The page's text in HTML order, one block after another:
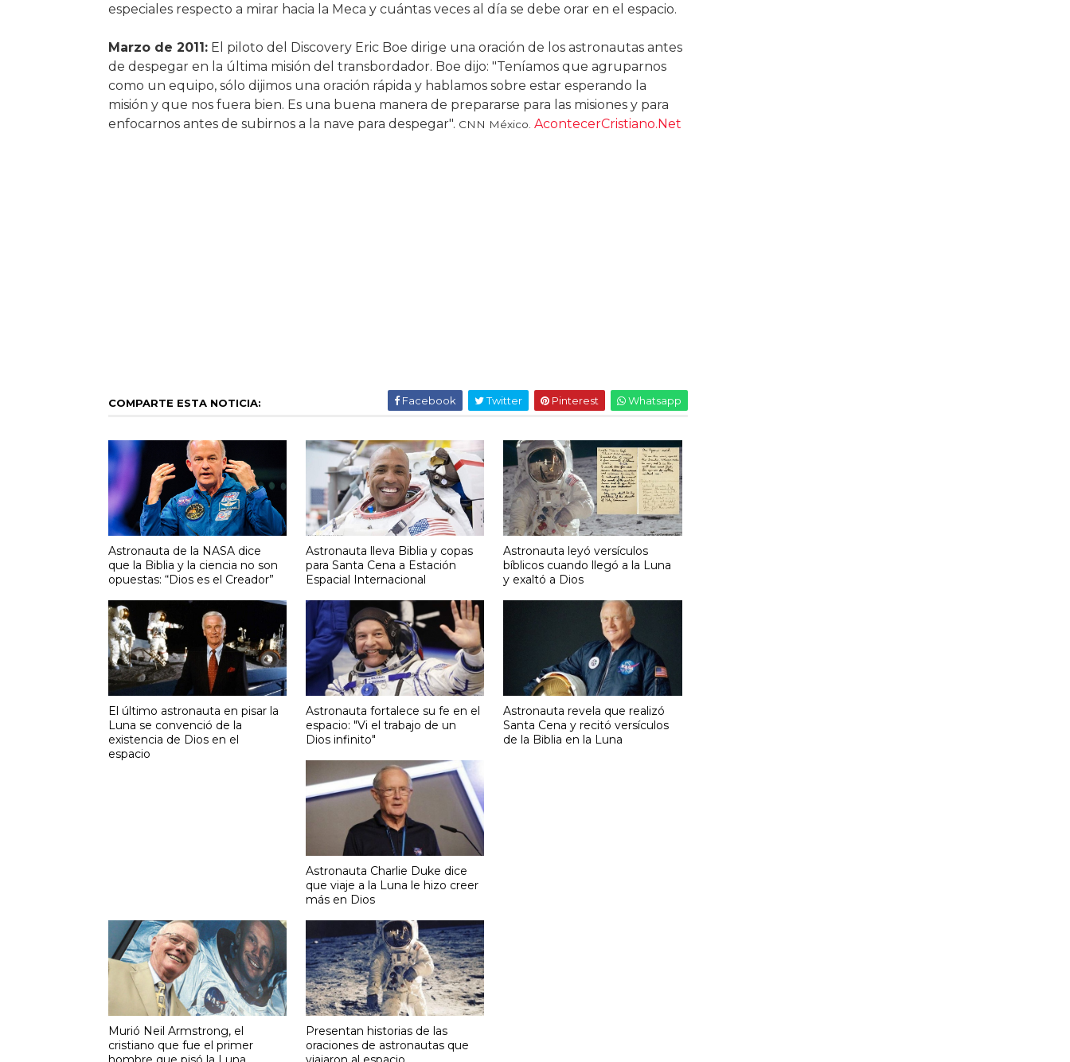
especiales respecto a mirar hacia la Meca y cuántas veces al día se debe orar en el espacio.
Marzo de 2011:El piloto del Discovery Eric Boe dirige una oración de los astronautas antes
de despegar en la última misión del transbordador. Boe dijo: "Teníamos que agruparnos
como un equipo, sólo dijimos una oración rápida y hablamos sobre estar esperando la
misión y que nos fuera bien. Es una buena manera de prepararse para las misiones y para
enfocarnos antes de subirnos a la nave para despegar". CNN México. AcontecerCristiano.Net
COMPARTE ESTA NOTICIA: Facebook Twitter Pinterest Whatsapp
Astronauta de la NASA dice
que la Biblia y la ciencia no son
opuestas: “Dios es el Creador”
Astronauta lleva Biblia y copas
para Santa Cena a Estación
Espacial Internacional
Astronauta leyó versículos
bíblicos cuando llegó a la Luna
y exaltó a Dios
El último astronauta en pisar la
Luna se convenció de la
existencia de Dios en el
espacio
Astronauta fortalece su fe en el
espacio: "Vi el trabajo de un
Dios infinito"
Astronauta revela que realizó
Santa Cena y recitó versículos
de la Biblia en la Luna
Astronauta Charlie Duke dice
que viaje a la Luna le hizo creer
más en Dios
Murió Neil Armstrong, el
cristiano que fue el primer
Presentan historias de las
oraciones de astronautas que